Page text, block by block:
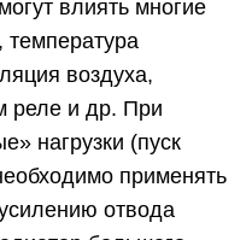
с учетом
тока реле Iпр=1 —
должно быть с
по току, в
нагрузки. Это
защитить ТР от
реле способно
(10мс)